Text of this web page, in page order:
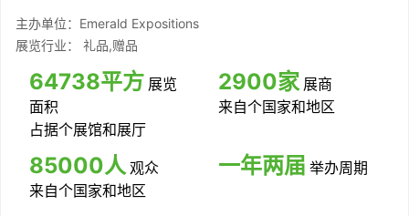
主办单位：Emerald Expositions
展览行业： 礼品,赠品
64738平方 展览
面积
占据个展馆和展厅
2900家 展商
来自个国家和地区
85000人 观众
来自个国家和地区
一年两届 举办周期